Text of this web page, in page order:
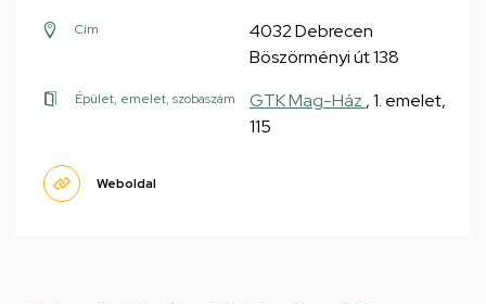
Cím
4032 Debrecen
Böszörményi út 138
Épület, emelet, szobaszám GTK Mag-Ház , 1. emelet,
115
Weboldal